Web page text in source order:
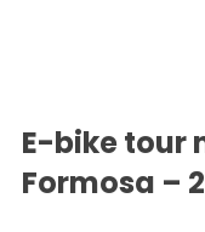
E-bike tour
Formosa –